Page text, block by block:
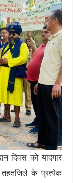
दिवस को यादगार
के प्रत्येक